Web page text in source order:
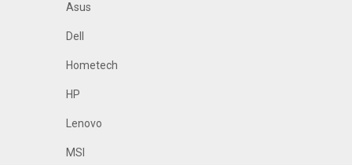
Asus
Dell
Hometech
HP
Lenovo
MSI